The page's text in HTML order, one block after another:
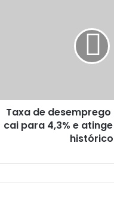
Taxa de
cai para 4,3% e
histórico